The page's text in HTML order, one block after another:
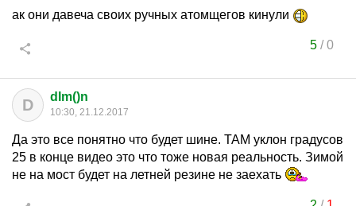
ак они давеча своих ручных атомщегов кинули
5/0
D dIm()n
10:30, 21.12.2017
Да это все понятно что будет шине. ТАМ уклон градусов
25 в конце видео это что тоже новая реальность. Зимой
не на мост будет на летней резине не заехать